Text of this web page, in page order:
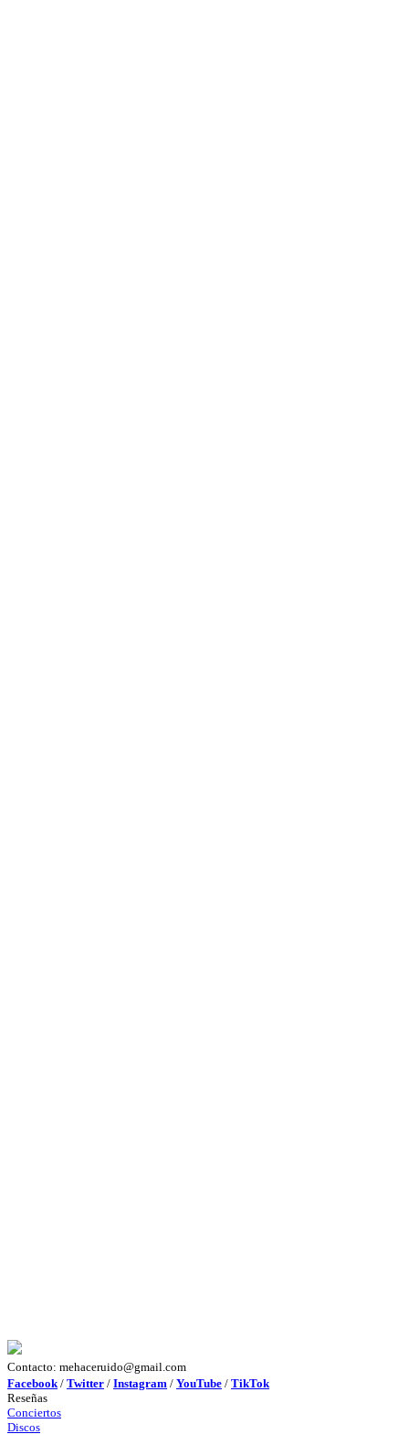
Contacto: mehaceruido@gmail.com
Facebook/ Twitter / Instagram / YouTube / TikTok
Reseñas
Conciertos
Discos